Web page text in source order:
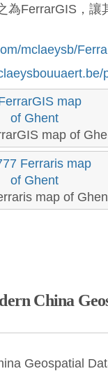
為FerrarGIS，讓
mclaeysb/
map of
map of
China
Geospatial